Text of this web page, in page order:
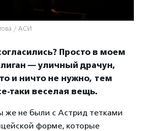
/ АСИ
Просто в моем
— уличный драчун,
и ничто не нужно, тем
таки веселая вещь.
же не были с Астрид тетками
форме, которые